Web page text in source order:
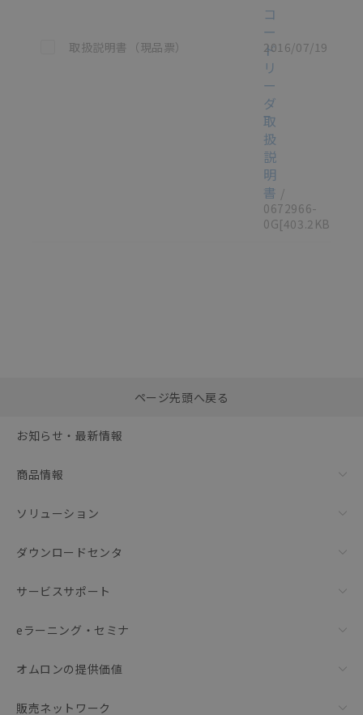
この資料を選択
取扱説明書（現品票）
コ
ー
ド
リ
ー
ダ
取
扱
説
明
書 /
0672966-
0G[403.2KB]
2016/07/19
括ダウンロード
ページ先頭へ戻る
お知らせ・最新情報
商品情報
ソリューション
ダウンロードセンタ
サービスサポート
eラーニング・セミナ
オムロンの提供価値
販売ネットワーク